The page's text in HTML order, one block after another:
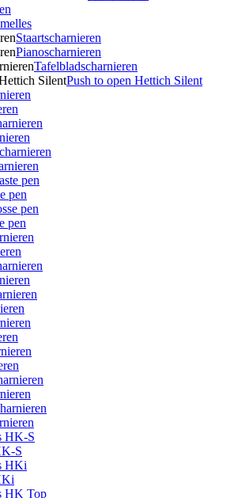
Staartscharnieren
Pianoscharnieren
Tafelbladscharnieren
Push to open Hettich Silent
pen
pen
S